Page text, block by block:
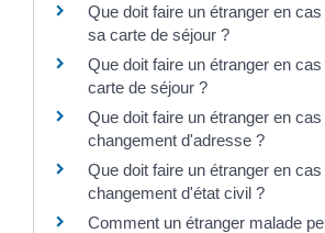
Que doit faire un étranger en
sa carte de séjour ?
Que doit faire un étranger en
carte de séjour ?
Que doit faire un étranger en cas
changement d'adresse ?
Que doit faire un étranger en cas
changement d'état civil ?
Comment un étranger malade